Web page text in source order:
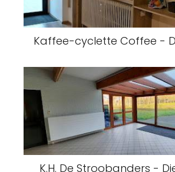
Kaffee-cyclette Coffee -
K.H. De Stroobanders -